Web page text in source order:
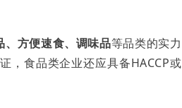
、方便速食、调味品等品类的实力
，食品类企业还应具备HACCP或